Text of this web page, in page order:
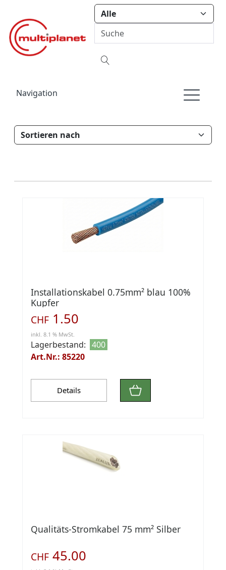
Navigation
Installationskabel 0.75mm² blau 100%
Kupfer
CHF 1.50
inkl. 8.1 % MwSt.
Lagerbestand: 400
Art.Nr.: 85220
Details
Qualitäts-Stromkabel 75 mm² Silber
CHF 45.00